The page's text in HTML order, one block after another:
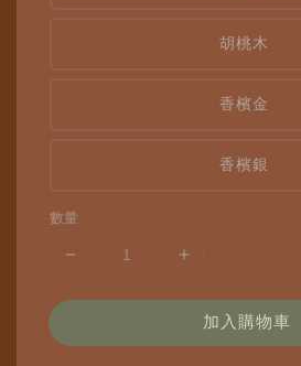
胡桃木
香檳金
香檳銀
數量
加入購物車